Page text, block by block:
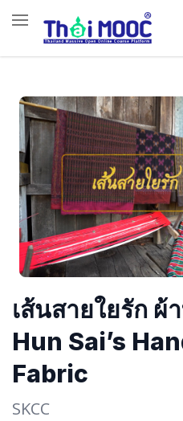
เส้นสายใยรัก ผ้
Hun Sai’s
Fabric
SKCC